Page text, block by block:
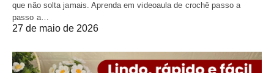
que não solta jamais. Aprenda em videoaula de crochê passo a
passo a…
27 de maio de 2026